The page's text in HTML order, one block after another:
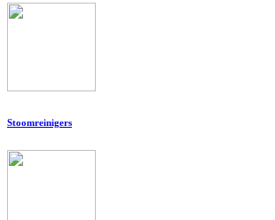
Stoomreinigers